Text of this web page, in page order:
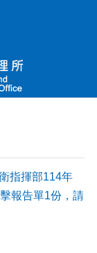
指揮部114年
報告單1份，請